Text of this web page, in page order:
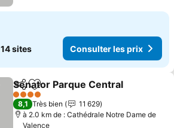
14 sites Consulter les prix
PartagerAjouter à mes favoris
Senator Parque Central
4 Étoiles
8,1 Très bien
11 629
à 2.0 km de : Cathédrale Notre Dame de
Valence